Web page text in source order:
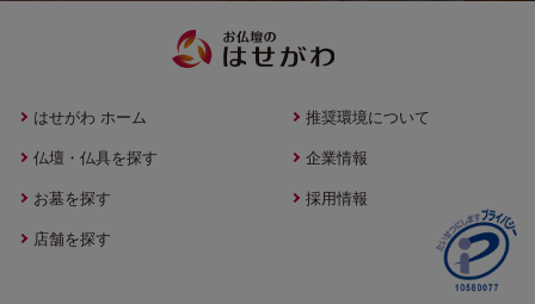
はせがわ ホーム
仏壇・仏具を探す
お墓を探す
店舗を探す
推奨環境について
企業情報
採用情報